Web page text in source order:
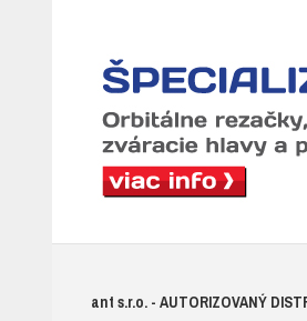
ant s.r.o. - AUTORIZOVANÝ